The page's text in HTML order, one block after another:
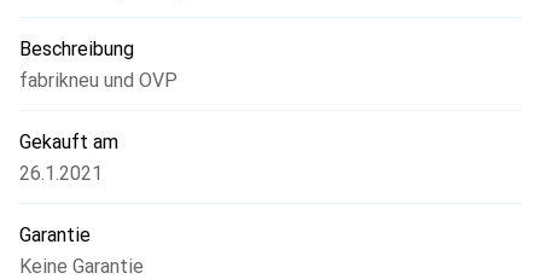
Beschreibung
fabrikneu und OVP
Gekauft am
26.1.2021
Garantie
Keine Garantie